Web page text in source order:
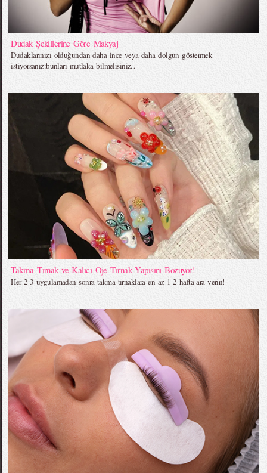
Dudak Şekillerine Göre Makyaj
Dudaklarınızı olduğundan daha ince veya daha dolgun göstermek
istiyorsanız:bunları mutlaka bilmelisiniz...
Takma Tırnak ve Kalıcı Oje Tırnak Yapısını Bozuyor!
Her 2-3 uygulamadan sonra takma tırnaklara en az 1-2 hafta ara verin!